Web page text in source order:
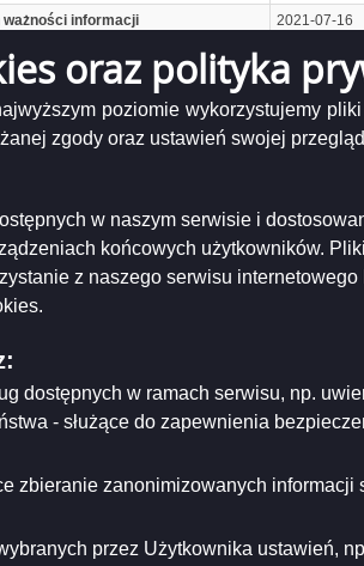
oraz polityka
poziomie wykorzystujemy
zgody oraz ustawień swojej
w naszym serwisie i
końcowych użytkowników.
z naszego serwisu
dostępnych w ramach serwisu, np.
- służące do zapewnienia
zbieranie zanonimizowanych
przez Użytkownika ustawień,
ważności informacji
2021-07-16
ogłoszenie o naborze Sprawy Społeczne
Urząd Miejski w Suwałkach
2021-07-06
Marta Buraczewska
strony